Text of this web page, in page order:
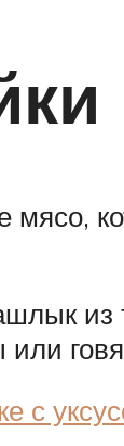
мясо,
из